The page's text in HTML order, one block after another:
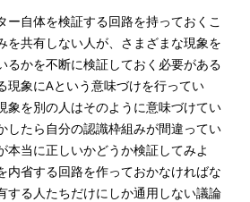
ー自体を検証する回路を持っておくこ
を共有しない人が、さまざまな現象を
るかを不断に検証しておく必要がある
現象にAという意味づけを行ってい
象を別の人はそのように意味づけてい
したら自分の認識枠組みが間違ってい
本当に正しいかどうか検証してみよ
内省する回路を作っておかなければな
する人たちだけにしか通用しない議論